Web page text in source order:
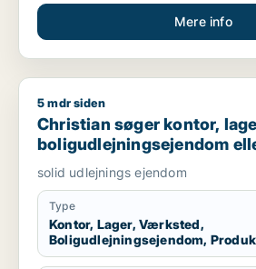
Mere info
Christian søger kontor, lager,
5 mdr siden
Christian søger kontor,
boligudlejningsejendom
produktionslokaler til salg
Roskilde eller Holbæk
solid udlejnings ejendom
Type
Kontor, Lager, Værksted,
Boligudlejningsejendom,